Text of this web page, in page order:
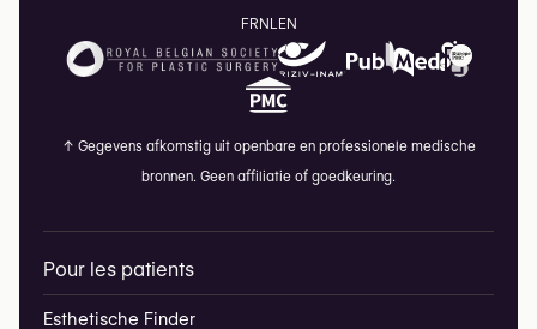
FRNL EN
↑ Gegevens afkomstig uit openbare en professionele medische
bronnen. Geen affiliatie of goedkeuring.
Pour les patients
Esthetische Finder